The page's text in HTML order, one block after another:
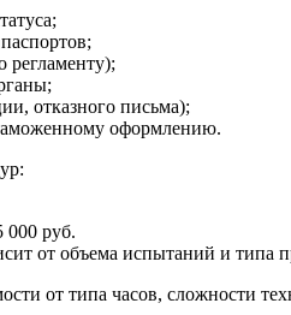
регламенту);
отказного письма);
оформлению.
000 руб.
от объема испытаний и типа
от типа часов, сложности